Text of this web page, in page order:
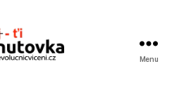
Menu